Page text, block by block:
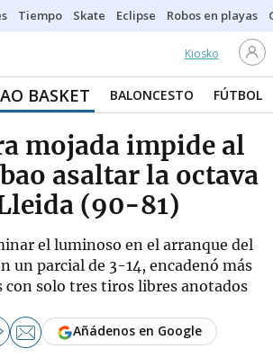
Tiempo Skate Eclipse Robos en playas
Kiosko
BASKET BALONCESTO FÚTBOL
mojada impide al
asaltar la octava
(90-81)
el luminoso en el arranque del
un parcial de 3-14, encadenó más
con solo tres tiros libres anotados
Añádenos en Google